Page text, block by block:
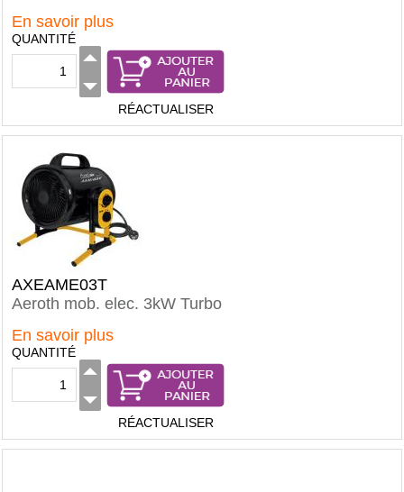
En savoir plus
QUANTITÉ
RÉACTUALISER
AXEAME03T
Aeroth mob. elec. 3kW Turbo
En savoir plus
QUANTITÉ
RÉACTUALISER